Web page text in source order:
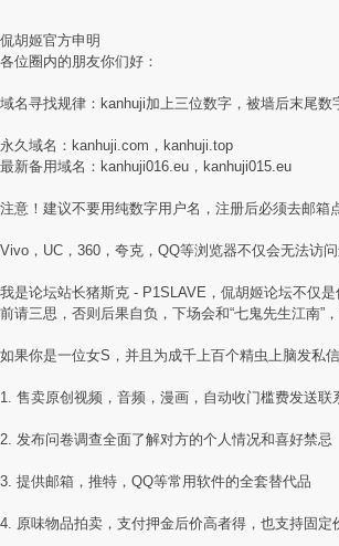
侃胡姬官方申明
各位圈内的朋友你们好：
域名寻找规律：kanhuji加上三位数字，被墙后末尾
永久域名：kanhuji.com，kanhuji.top
最新备用域名：kanhuji016.eu，kanhuji015.eu
注意！建议不要用纯数字用户名，注册后必须去邮箱
Vivo，UC，360，夸克，QQ等浏览器不仅会无法访
我是论坛站长猪斯克 - P1SLAVE，侃胡姬论坛不仅
前请三思，否则后果自负，下场会和“七鬼先生江南”
如果你是一位女S，并且为成千上百个精虫上脑发私
1. 售卖原创视频，音频，漫画，自动收门槛费发送联
2. 发布问卷调查全面了解对方的个人情况和喜好禁忌
3. 提供邮箱，推特，QQ等常用软件的全套替代品
4. 原味物品拍卖，支付押金后价高者得，也支持固定